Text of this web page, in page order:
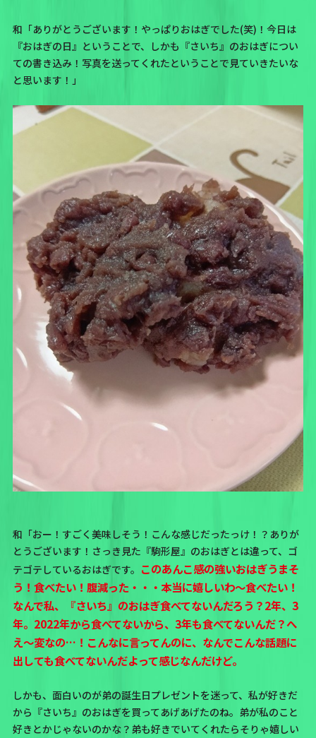
和「ありがとうございます！やっぱりおはぎでした(笑)！今日は
『おはぎの日』ということで、しかも『さいち』のおはぎについ
ての書き込み！写真を送ってくれたということで見ていきたいな
と思います！」
和「おー！すごく美味しそう！こんな感じだったっけ！？ありが
とうございます！さっき見た『駒形屋』のおはぎとは違って、ゴ
テゴテしているおはぎです。 このあんこ感の強いおはぎうまそ
う！食べたい！腹減った・・・本当に嬉しいわ～食べたい！
なんで私、『さいち』のおはぎ食べてないんだろう？2年、3
年。2022年から食べてないから、3年も食べてないんだ？へ
え～変なの…！こんなに言ってんのに、なんでこんな話題に
出しても食べてないんだよって感じなんだけど。
しかも、面白いのが弟の誕生日プレゼントを迷って、私が好きだ
から『さいち』のおはぎを買ってあげあげたのね。弟が私のこと
好きとかじゃないのかな？弟も好きでいてくれたらそりゃ嬉しい